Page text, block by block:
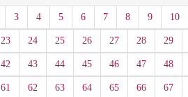
3 4 5 6 7 8 9 10
23 24 25 26 27 28 29
42 43 44 45 46 47 48
61 62 63 64 65 66 67